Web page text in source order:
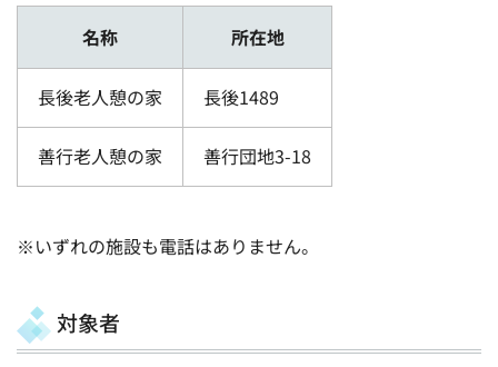
名称 所在地
長後老人憩の家 長後1489
善行老人憩の家 善行団地3-18
※いずれの施設も電話はありません。
対象者